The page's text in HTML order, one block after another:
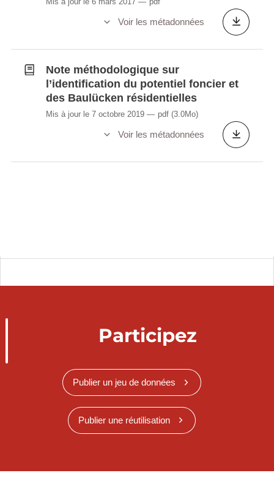
Voir les métadonnées
Note méthodologique sur
l’identification du potentiel foncier et
des Baulücken résidentielles
Mis à jour le 7 octobre 2019 pdf (3.0Mo)
Voir les métadonnées
Participez
Publier un jeu de données
Publier une réutilisation